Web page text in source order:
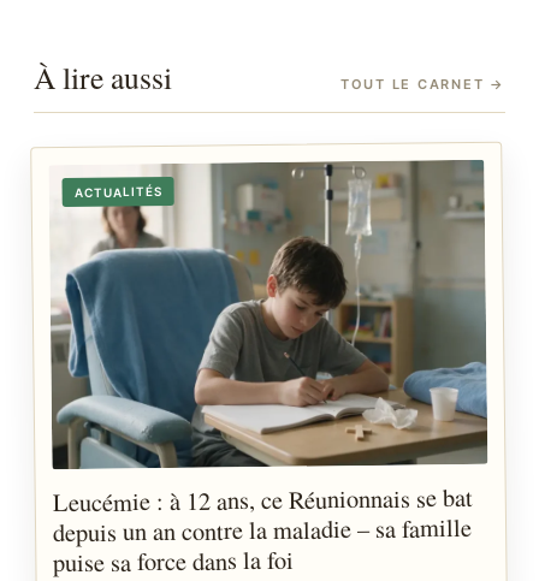
À lire aussi TOUT LE CARNET →
ACTUALITÉS
Leucémie : à 12 ans, ce Réunionnais se bat
depuis un an contre la maladie – sa famille
puise sa force dans la foi